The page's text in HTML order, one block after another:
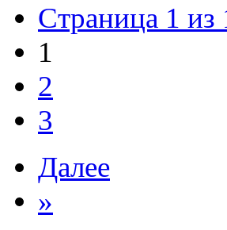
Страница 1 из
1
2
3
Далее
»